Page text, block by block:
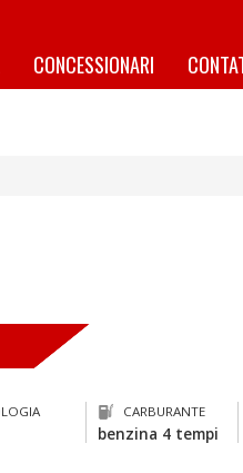
CONCESSIONARI
CARBURANTE
benzina 4 tempi